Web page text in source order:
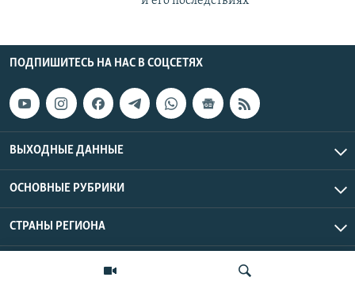
ПОДПИШИТЕСЬ НА НАС В СОЦСЕТЯХ
ВЫХОДНЫЕ ДАННЫЕ
ОСНОВНЫЕ РУБРИКИ
СТРАНЫ РЕГИОНА
Азаттык Азия © 2026 RFE/RL, Inc. | Все права защищены.